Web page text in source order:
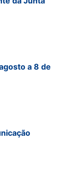
a 8 de